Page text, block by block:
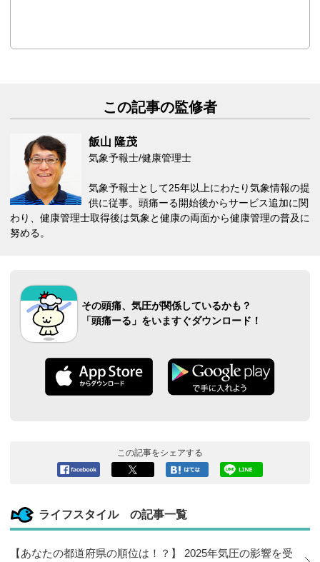
この記事の監修者
飯山 隆茂
気象予報士/健康管理士
気象予報士として25年以上にわたり気象情報の提
供に従事。頭痛ーる開始後からサービス追加に関
わり、健康管理士取得後は気象と健康の両面から健康管理の普及に
努める。
その頭痛、気圧が関係しているかも？
「頭痛ーる」をいますぐダウンロード！
この記事をシェアする
ックマー
クに追加
ライフスタイル の記事一覧
【あなたの都道府県の順位は！？】 2025年気圧の影響を受